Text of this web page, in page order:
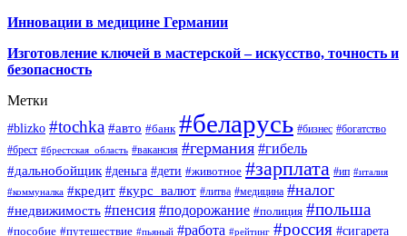
Инновации в медицине Германии
Изготовление ключей в мастерской – искусство, точность и
безопасность
Метки
#blizko #tochka #авто #банк #беларусь #бизнес #богатство
#брест #брестская_область #вакансия #германия #гибель
#дальнобойщик #деньга #дети #животное #зарплата #ип #италия
#коммуналка #кредит #курс_валют #литва #медицина #налог
#недвижимость #пенсия #подорожание #полиция #польша
#пособие #путешествие #пьяный #работа #рейтинг #россия #сигарета